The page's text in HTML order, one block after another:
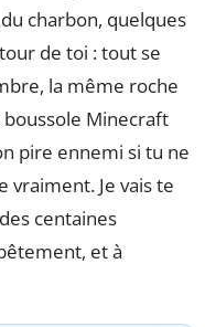
charbon, quelques
de toi : tout se
la même roche
boussole Minecraft
pire ennemi si tu ne
vraiment. Je vais te
centaines
et à